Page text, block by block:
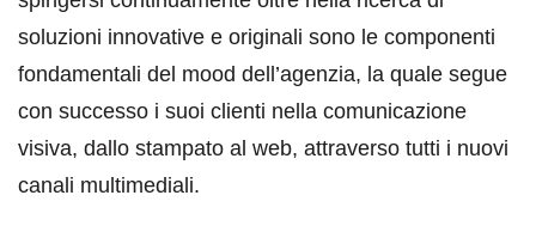
soluzioni innovative e originali sono le componenti
fondamentali del mood dell’agenzia, la quale segue
con successo i suoi clienti nella comunicazione
visiva, dallo stampato al web, attraverso tutti i nuovi
canali multimediali.